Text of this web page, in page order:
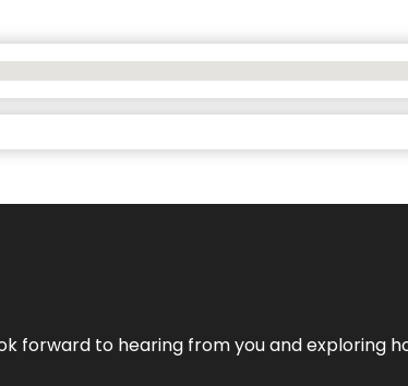
forward to hearing from you and exploring